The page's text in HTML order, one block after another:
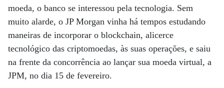
moeda, o banco se interessou pela tecnologia. Sem
muito alarde, o JP Morgan vinha há tempos estudando
maneiras de incorporar o blockchain, alicerce
tecnológico das criptomoedas, às suas operações, e saiu
na frente da concorrência ao lançar sua moeda virtual, a
JPM, no dia 15 de fevereiro.